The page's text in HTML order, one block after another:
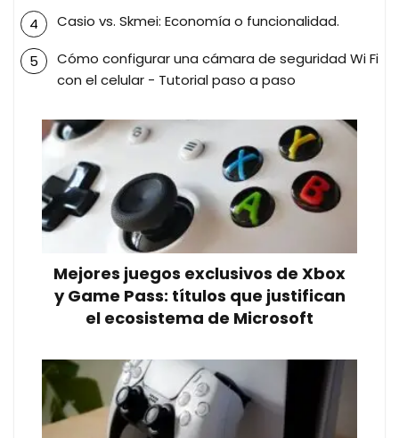
Casio vs. Skmei: Economía o funcionalidad.
Cómo configurar una cámara de seguridad Wi Fi
con el celular - Tutorial paso a paso
Mejores juegos exclusivos de Xbox
y Game Pass: títulos que justifican
el ecosistema de Microsoft